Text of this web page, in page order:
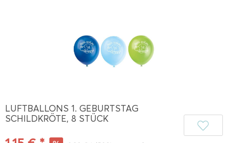
LUFTBALLONS 1. GEBURTSTAG
SCHILDKRÖTE, 8 STÜCK